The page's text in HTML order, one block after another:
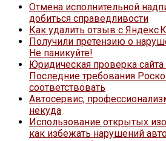
Отмена исполнительной
добиться справедливости
Как удалить отзыв с Яндекс
Получили претензию о
Не паникуйте!
Юридическая проверка сайта
Последние требования
соответствовать
Автосервис,
некуда
Использование открытых
как избежать нарушений